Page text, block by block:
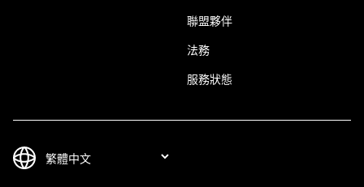
聯盟夥伴
法務
服務狀態